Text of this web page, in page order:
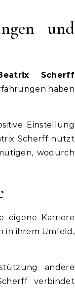
und
Scherff
haben
Einstellung
Scherff nutzt
wodurch
eigene Karriere
in ihrem Umfeld,
andere
verbindet